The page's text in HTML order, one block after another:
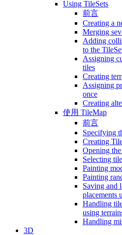
Using TileSets
前言
Creating a
Merging
Adding
to the
Assigning
tiles
Creating
Assigning
once
Creating
使用 TileMap
前言
Specifying
Creating
Opening
Selecting
Painting
Painting
Saving and
placements
Handling
using
Handling
3D